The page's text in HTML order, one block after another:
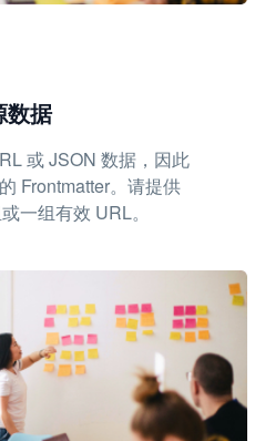
数据
或 JSON 数据，因此
Frontmatter。请提供
一组有效 URL。